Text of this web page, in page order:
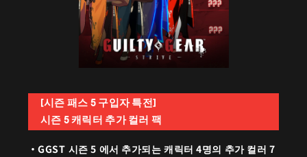
[시즌 패스 5 구입자 특전]
시즌 5 캐릭터 추가 컬러 팩
GGST 시즌 5 에서 추가되는 캐릭터 4명의 추가 컬러 7